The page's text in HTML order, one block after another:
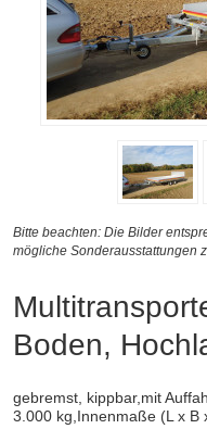
Bitte beachten: Die Bilder
mögliche Sonderausstattungen
Boden,
gebremst, kippbar, mit
3.000 kg, Innenmaße (L x B